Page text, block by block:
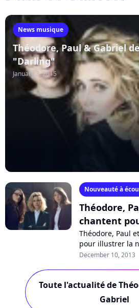
News musique
Théodore, Paul & Gabriel
"Darling"
January 3, 2015
Nouveauté à
Théodore,
chantent
Théodore, Paul
pour illustrer la
publicitaire de la
December 10, 2013
Toute l'actualité de
Gabriel